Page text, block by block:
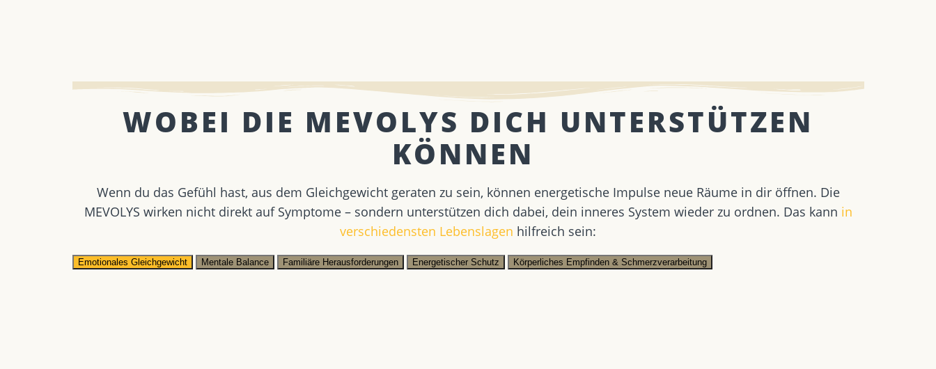
WOBEI DIE MEVOLYS DICH UNTERSTÜTZEN
KÖNNEN ​
Wenn du das Gefühl hast, aus dem Gleichgewicht geraten zu sein, können energetische Impulse neue Räume in dir öffnen. Die
MEVOLYS wirken nicht direkt auf Symptome – sondern unterstützen dich dabei, dein inneres System wieder zu ordnen. Das kann in
verschiedensten Lebenslagen hilfreich sein:
Emotionales Gleichgewicht Mentale Balance Familiäre Herausforderungen Energetischer Schutz Körperliches Empfinden & Schmerzverarbeitung